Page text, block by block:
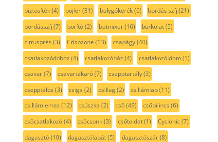
biztosíték(4) bojler(31) bolygókerék(6) bordás szíj (21)
bordásszíj (7) borító(2) botmixer(16) burkolat(5)
citrusprés (3) Crispzone (13) csapágy(40)
csatlakozódoboz (4) csatlakozóház (4) csatlakozóidom(1)
csavar(7) csavartakaró(7) csepptartály(3)
csepptálca (3) csiga (2) csillag(2) csillámlap(11)
csillámlemez (12) csúszka (2) cső(49) csőbilincs (6)
csőcsatlakozó(4) csőcsonk(3) csőtoldat(1) Cyclonic(7)
dagasztó(10) dagasztólapát(5) dagasztószár(8)